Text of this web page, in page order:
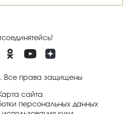
Все права защищены
сайта
персональных данных